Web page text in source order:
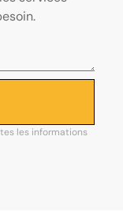
les informations